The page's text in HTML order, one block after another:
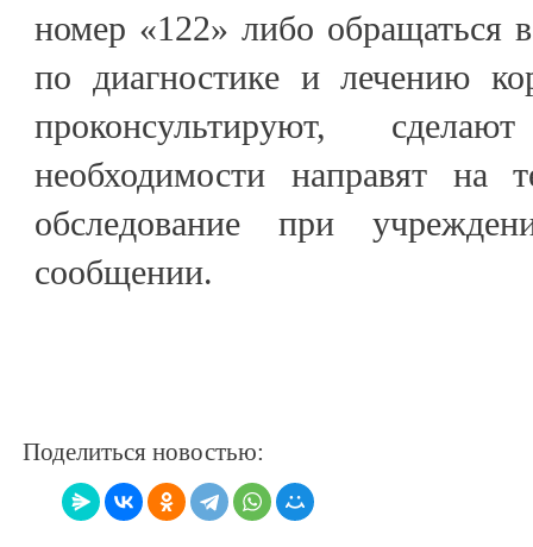
номер «122» либо обращаться
по диагностике и лечению
проконсультируют,
необходимости направят на
обследование при
сообщении.
Поделиться новостью: